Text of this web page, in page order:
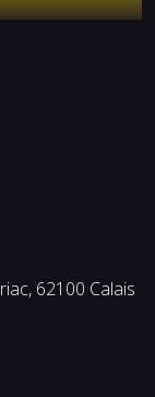
62100 Calais